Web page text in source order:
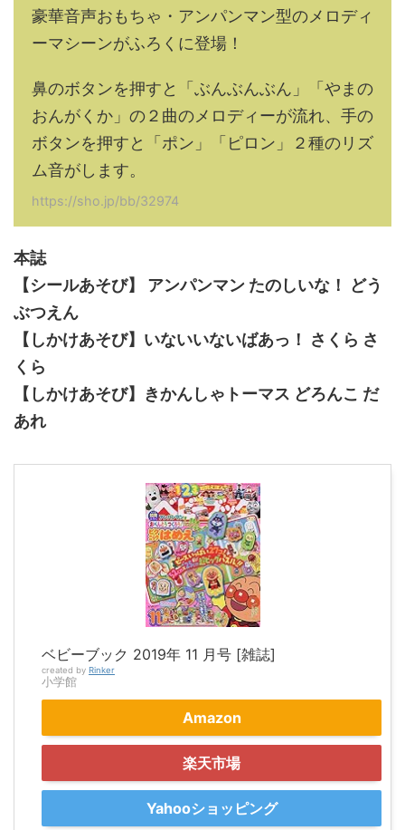
豪華音声おもちゃ・アンパンマン型のメロディ
ーマシーンがふろくに登場！
鼻のボタンを押すと「ぶんぶんぶん」「やまの
おんがくか」の２曲のメロディーが流れ、手の
ボタンを押すと「ポン」「ピロン」２種のリズ
ム音がします。
https://sho.jp/bb/32974
本誌
【シールあそび】 アンパンマン たのしいな！ どう
ぶつえん
【しかけあそび】いないいないばあっ！ さくら さ
くら
【しかけあそび】きかんしゃトーマス どろんこ だ
あれ
ベビーブック 2019年 11 月号 [雑誌]
created by Rinker
小学館
Amazon
楽天市場
Yahooショッピング